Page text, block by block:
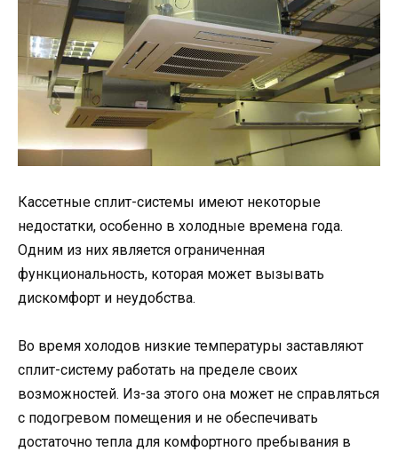
Кассетные сплит-системы имеют некоторые
недостатки, особенно в холодные времена года.
Одним из них является ограниченная
функциональность, которая может вызывать
дискомфорт и неудобства.
Во время холодов низкие температуры заставляют
сплит-систему работать на пределе своих
возможностей. Из-за этого она может не справляться
с подогревом помещения и не обеспечивать
достаточно тепла для комфортного пребывания в